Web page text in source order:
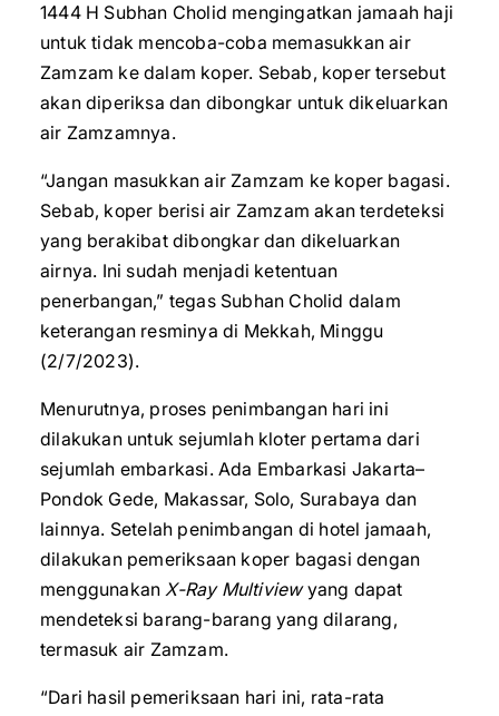
1444 H Subhan Cholid mengingatkan jamaah haji
untuk tidak mencoba-coba memasukkan air
Zamzam ke dalam koper. Sebab, koper tersebut
akan diperiksa dan dibongkar untuk dikeluarkan
air Zamzamnya.
“Jangan masukkan air Zamzam ke koper bagasi.
Sebab, koper berisi air Zamzam akan terdeteksi
yang berakibat dibongkar dan dikeluarkan
airnya. Ini sudah menjadi ketentuan
penerbangan,” tegas Subhan Cholid dalam
keterangan resminya di Mekkah, Minggu
(2/7/2023).
Menurutnya, proses penimbangan hari ini
dilakukan untuk sejumlah kloter pertama dari
sejumlah embarkasi. Ada Embarkasi Jakarta–
Pondok Gede, Makassar, Solo, Surabaya dan
lainnya. Setelah penimbangan di hotel jamaah,
dilakukan pemeriksaan koper bagasi dengan
menggunakanX-Ray Multiviewyang dapat
mendeteksi barang-barang yang dilarang,
termasuk air Zamzam.
“Dari hasil pemeriksaan hari ini, rata-rata